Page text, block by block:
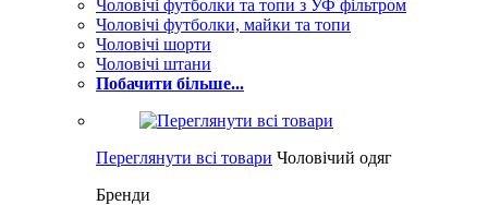
Чоловічі футболки та топи з УФ фільтром
Чоловічі футболки, майки та топи
Чоловічі шорти
Чоловічі штани
Побачити більше...
Переглянути всі товари Чоловічий одяг
Бренди